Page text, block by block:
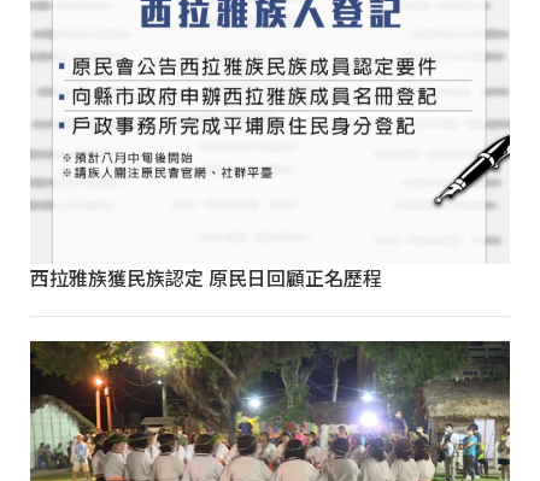
西拉雅族獲民族認定 原民日回顧正名歷程